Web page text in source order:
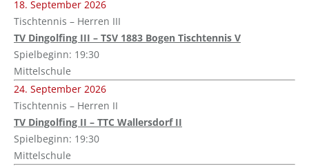
18. September 2026
Tischtennis – Herren III
TV Dingolfing III – TSV 1883 Bogen Tischtennis V
Spielbeginn: 19:30
Mittelschule
24. September 2026
Tischtennis – Herren II
TV Dingolfing II – TTC Wallersdorf II
Spielbeginn: 19:30
Mittelschule